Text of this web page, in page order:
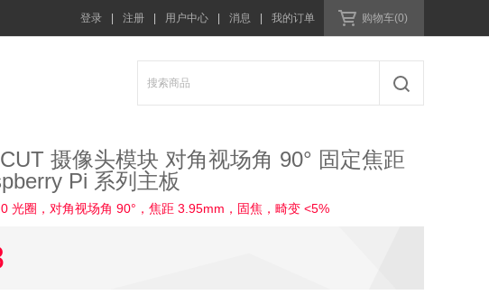
登录 注册 用户中心 消息 我的订单 购物车(0)
摄像头模块 对角视场角 90° 固定焦距
Pi 系列主板
光圈，对角视场角 90°，焦距 3.95mm，固焦，畸变 <5%